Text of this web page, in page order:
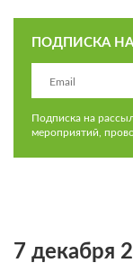
ПОДПИСКА
Подписка на
мероприятий,
7 декабря